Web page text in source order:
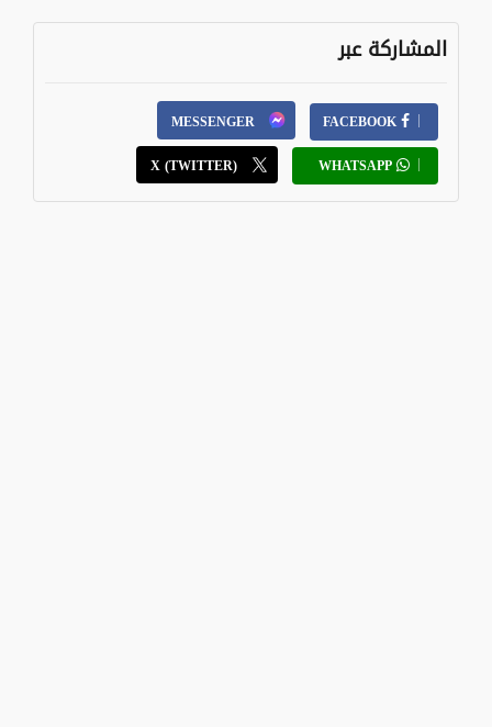
المشاركة عبر
FACEBOOK
MESSENGER
WHATSAPP
X (TWITTER)